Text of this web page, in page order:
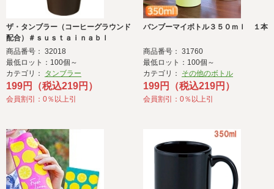
ザ・タンブラー（コーヒーグラウンド
配合）＃ｓｕｓｔａｉｎａｂｌ
商品番号： 32018
最低ロット：100個～
カテゴリ： タンブラー
199円（税込219円）
会員割引：0％以上引
バンブーマイボトル３５０ｍｌ １本
商品番号： 31760
最低ロット：100個～
カテゴリ： その他のボトル
199円（税込219円）
会員割引：0％以上引